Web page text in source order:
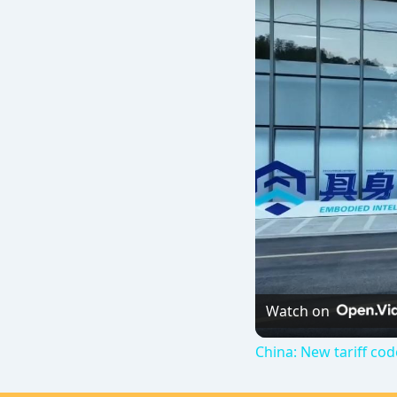
Watch on
China: New tariff